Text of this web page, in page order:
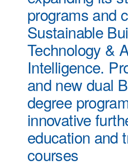
programs and
Sustainable
Technology &
Intelligence.
and new dual
degree
innovative
education and
courses